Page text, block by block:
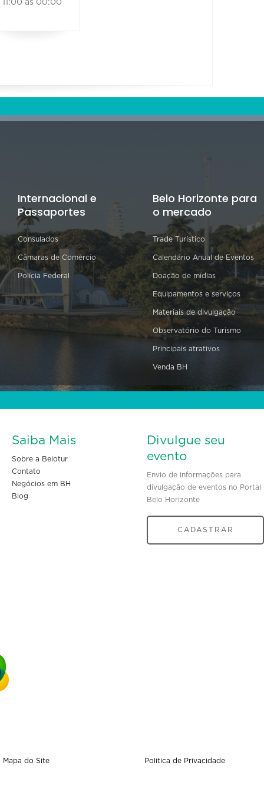
às 00:00
Internacional e
Passaportes
Consulados
Câmaras de Comércio
Polícia Federal
Belo Horizonte para
o mercado
Trade Turístico
Calendário Anual de Eventos
Doação de mídias
Equipamentos e serviços
Materiais de divulgação
Observatório do Turismo
Principais atrativos
Venda BH
Saiba Mais
Sobre a Belotur
Contato
Negócios em BH
Blog
Divulgue seu
evento
Envio de informações para
divulgação de eventos no Portal
Belo Horizonte
CADASTRAR
Mapa do Site Politica de Privacidade